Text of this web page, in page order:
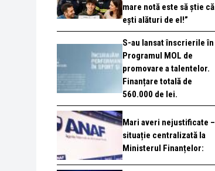
mare notă este să știe că
ești alături de el!”
S-au lansat înscrierile în
Programul MOL de
promovare a talentelor.
Finanțare totală de
560.000 de lei.
Mari averi nejustificate –
situație centralizată la
Ministerul Finanțelor: